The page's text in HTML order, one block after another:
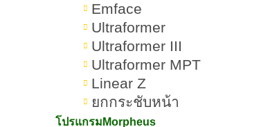
Emface
Ultraformer
Ultraformer III
Ultraformer MPT
Linear Z
ยกกระชับหน้า
โปรแกรมMorpheus